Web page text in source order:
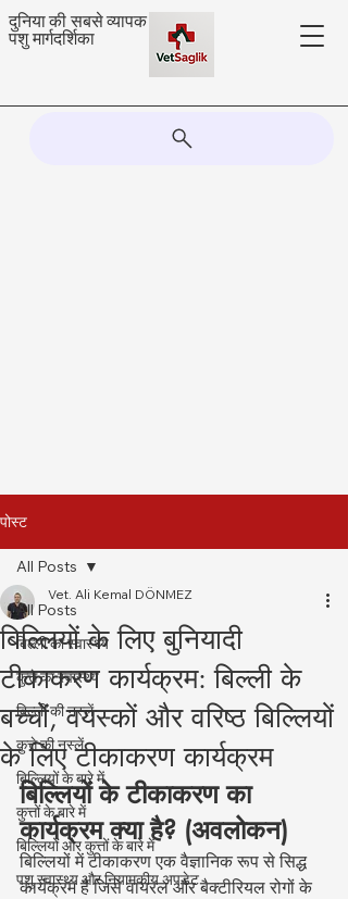
दुनिया की सबसे व्यापक
पशु मार्गदर्शिका
पोस्ट
All Posts
बिल्ली का स्वास्थ्य
कुत्ते का स्वास्थ्य
बिल्ली की नस्लें
कुत्ते की नस्लें
बिल्लियों के बारे में
कुत्तों के बारे में
बिल्लियों और कुत्तों के बारे में
पशु स्वास्थ्य और नियामकीय अपडेट
All Posts
बिल्लियों के लिए बुनियादी
टीकाकरण कार्यक्रम: बिल्ली के
बच्चों, वयस्कों और वरिष्ठ बिल्लियों
के लिए टीकाकरण कार्यक्रम
Vet. Ali Kemal DÖNMEZ
बिल्लियों के टीकाकरण का
कार्यक्रम क्या है? (अवलोकन)
बिल्लियों में टीकाकरण एक वैज्ञानिक रूप से सिद्ध
कार्यक्रम है जिसे वायरल और बैक्टीरियल रोगों के